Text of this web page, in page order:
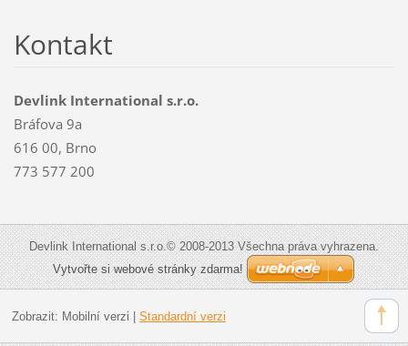
Kontakt
Devlink International s.r.o.
Bráfova 9a
616 00, Brno
773 577 200
Devlink International s.r.o.© 2008-2013 Všechna práva vyhrazena.
Vytvořte si webové stránky zdarma!
Zobrazit: Mobilní verzi Standardní verzi